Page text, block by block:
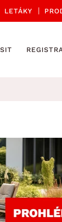
LETÁKY
Kuchyňské
Koupelnové
Zahradní